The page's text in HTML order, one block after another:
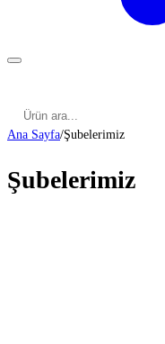
Ana Sayfa/Şubelerimiz
Şubelerimiz